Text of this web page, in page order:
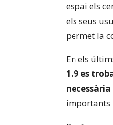
espai els
els seus
permet la
En els
1.9 es
importants